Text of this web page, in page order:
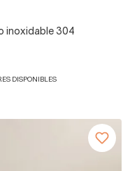
inoxidable 304
DISPONIBLES